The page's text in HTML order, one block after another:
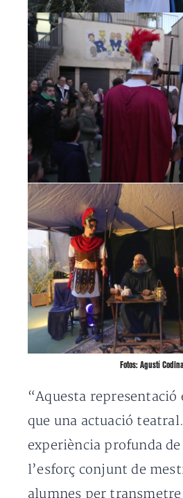
Fotos: Agustí
“Aquesta representació
que una actuació
experiència profunda
l’esforç conjunt de
alumnes per